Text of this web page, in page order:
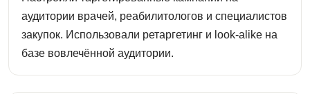
аудитории врачей, реабилитологов и специалистов
закупок. Использовали ретаргетинг и look-alike на
базе вовлечённой аудитории.